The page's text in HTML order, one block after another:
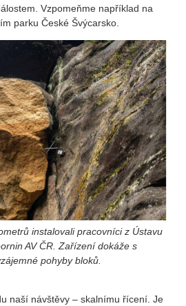
Vzpomeňme například na
parku České Švýcarsko.
instalovali pracovníci z Ústavu
AV ČR. Zařízení dokáže s
pohyby bloků.
naší návštěvy – skalnímu řícení. Je